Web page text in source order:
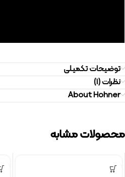
توضیحات تکمیلی
نظرات (1)
About Hohner
محصولات مشابه